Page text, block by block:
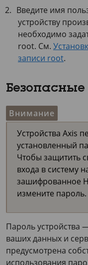
Введите имя
устройству
необходимо
root. См.
записи root.
Внимание
Устройства Axis
установленный
Чтобы защитить
входа в систему
зашифрованное
измените пароль.
Пароль устройства
ваших данных и
предусмотрена
использования